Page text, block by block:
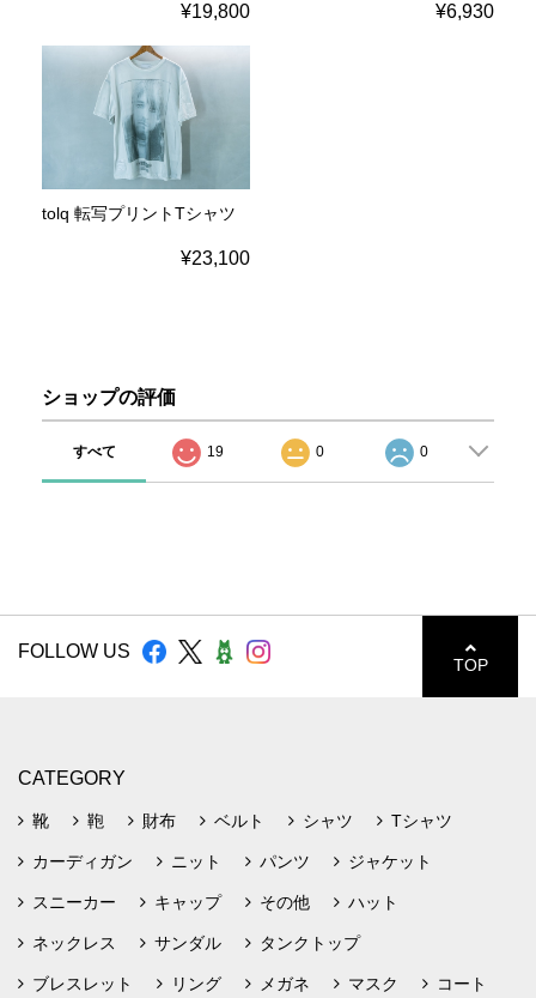
¥19,800 ¥6,930
tolq 転写プリントTシャツ
¥23,100
ショップの評価
すべて 19 0 0
FOLLOW US
TOP
CATEGORY
靴 鞄 財布 ベルト シャツ Tシャツ
カーディガン ニット パンツ ジャケット
スニーカー キャップ その他 ハット
ネックレス サンダル タンクトップ
ブレスレット リング メガネ マスク コート